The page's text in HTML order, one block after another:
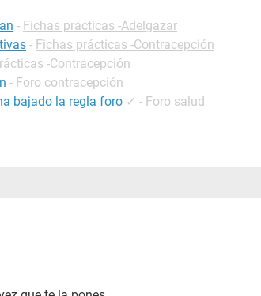
- Fichas prácticas -Adelgazar
- Fichas prácticas -Contracepción
-Contracepción
- Foro contracepción
bajado la regla foro ✓ - Foro salud